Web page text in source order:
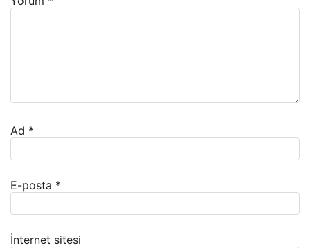
Ad *
E-posta *
İnternet sitesi